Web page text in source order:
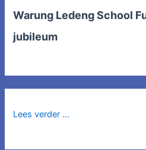
Warung Ledeng School
jubileum
Lees verder ...